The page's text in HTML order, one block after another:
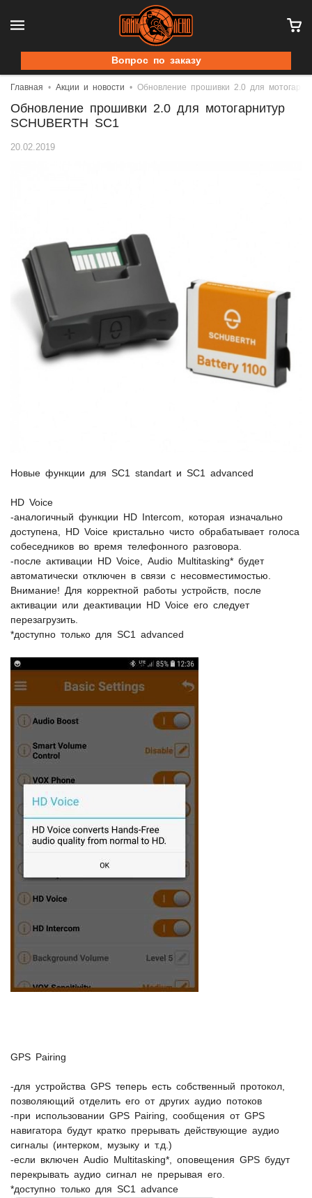
Вопрос по заказу
Главная Акции и новости Обновление прошивки 2.0 для
Обновление прошивки 2.0 для мотогарнитур
SCHUBERTH SC1
20.02.2019
Новые функции для SC1 standart и SC1 advanced
HD Voice
-аналогичный функции HD Intercom, которая изначально
доступена, HD Voice кристально чисто обрабатывает голоса
собеседников во время телефонного разговора.
-после активации HD Voice, Audio Multitasking* будет
автоматически отключен в связи с несовместимостью.
Внимание! Для корректной работы устройств, после
активации или деактивации HD Voice его следует
перезагрузить.
*доступно только для SC1 advanced
GPS Pairing
-для устройства GPS теперь есть собственный протокол,
позволяющий отделить его от других аудио потоков
-при использовании GPS Pairing, сообщения от GPS
навигатора будут кратко прерывать действующие аудио
сигналы (интерком, музыку и т.д.)
-если включен Audio Multitasking*, оповещения GPS будут
перекрывать аудио сигнал не прерывая его.
*доступно только для SC1 advance